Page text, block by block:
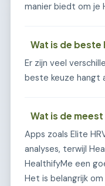
manier biedt om je
Wat is de beste
Er zijn veel
beste keuze hangt
Wat is de
Apps zoals Elite
analyses, terwijl
HealthifyMe een
Het is belangrijk